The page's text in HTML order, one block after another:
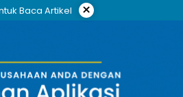
Baca Artikel ×